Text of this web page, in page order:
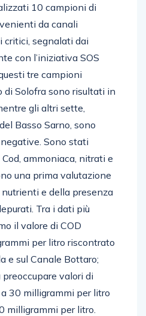
10 campioni di
da canali
critici, segnalati dai
con l’iniziativa SOS
tre campioni
Solofra sono risultati in
gli altri sette,
Basso Sarno, sono
Sono stati
ammoniaca, nitrati e
una prima valutazione
e della presenza
Tra i dati più
il valore di COD
per litro riscontrato
e sul Canale Bottaro;
valori di
30 milligrammi per litro
milligrammi per litro.